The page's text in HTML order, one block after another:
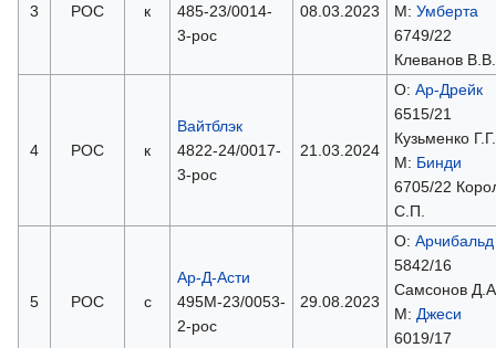
3 РОС к
485-23/0014-
3-рос
08.03.2023
М: Умберта
6749/22
Клеванов В.В.
4 РОС к
Вайтблэк
4822-24/0017-
3-рос
21.03.2024
О: Ар-Дрейк
6515/21
Кузьменко Г.Г.
М: Бинди
6705/22
С.П.
5 РОС с
Ар-Д-Асти
495М-23/0053-
2-рос
29.08.2023
О: Арчибальд
5842/16
Самсонов
М: Джеси
6019/17